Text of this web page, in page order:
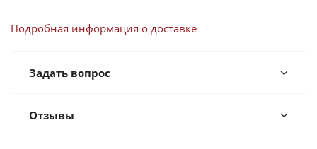
Подробная информация о доставке
Задать вопрос
Отзывы